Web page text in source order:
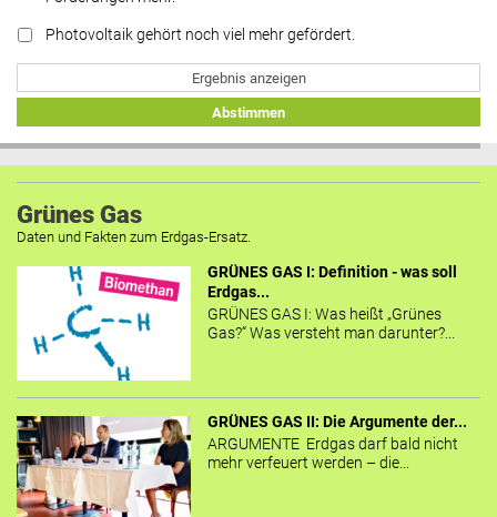
Photovoltaik gehört noch viel mehr gefördert.
Ergebnis anzeigen
Abstimmen
Grünes Gas
Daten und Fakten zum Erdgas-Ersatz.
GRÜNES GAS I: Definition - was soll
Erdgas...
GRÜNES GAS I: Was heißt „Grünes
Gas?“ Was versteht man darunter?...
GRÜNES GAS II: Die Argumente der...
ARGUMENTE Erdgas darf bald nicht
mehr verfeuert werden – die...